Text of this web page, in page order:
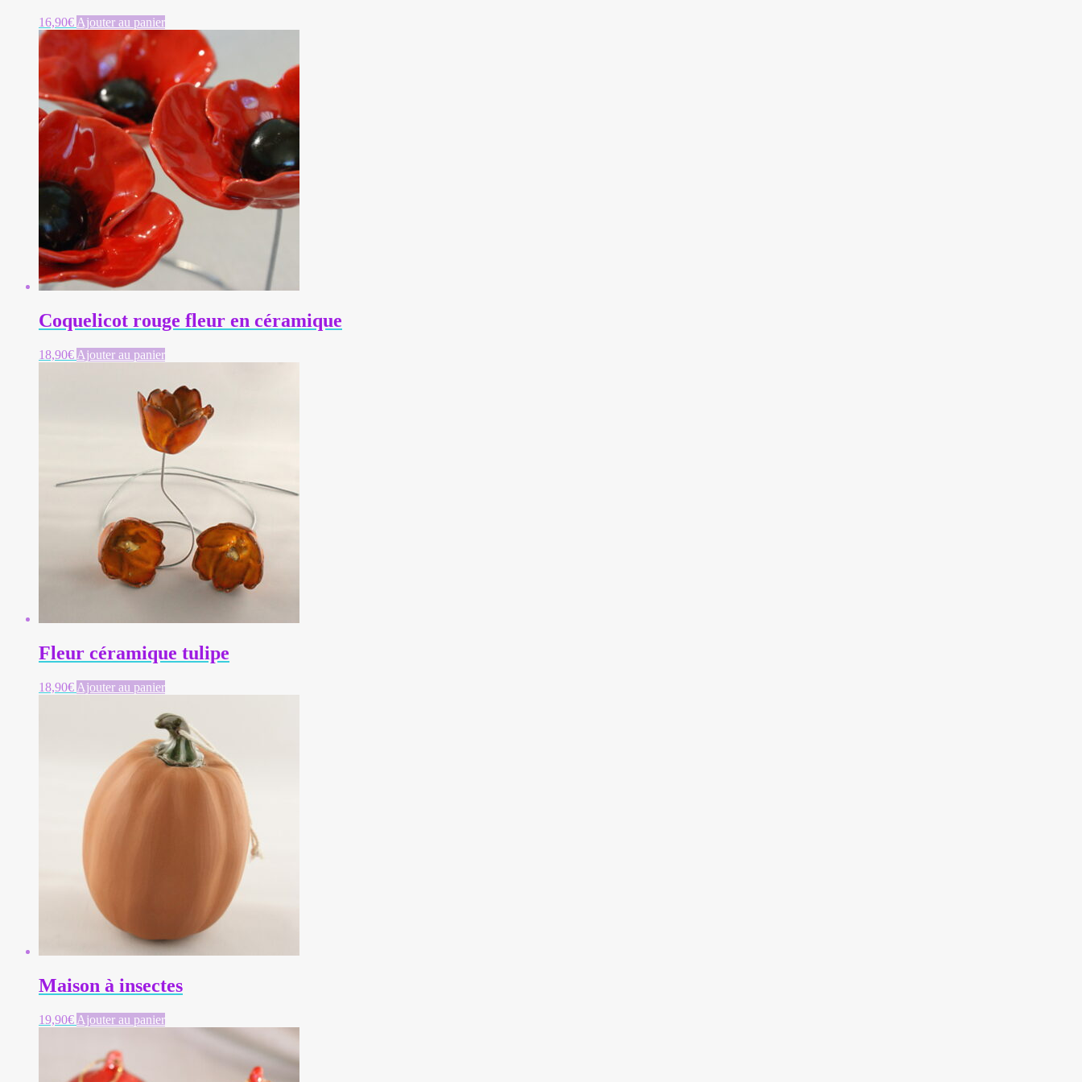
16,90€ Ajouter au panier
Coquelicot rouge fleur en céramique
18,90€ Ajouter au panier
Fleur céramique tulipe
18,90€ Ajouter au panier
Maison à insectes
19,90€ Ajouter au panier